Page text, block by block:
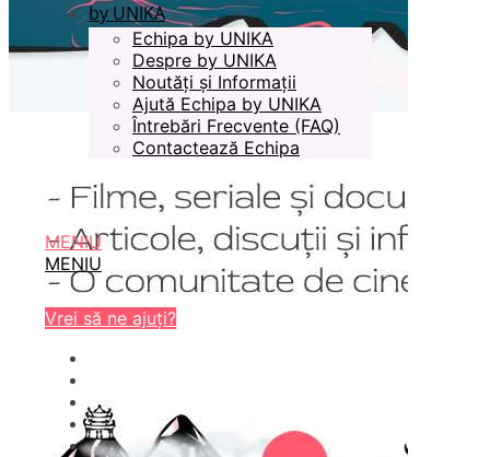
by UNIKA
Echipa by UNIKA
Despre by UNIKA
Noutăți și Informații
Ajută Echipa by UNIKA
Întrebări Frecvente (FAQ)
Contactează Echipa
MENIU
MENIU
Vrei să ne ajuți?